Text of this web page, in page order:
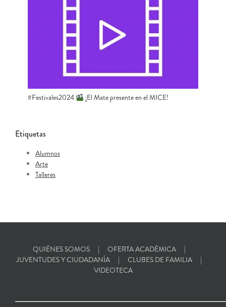
#Festivales2024 ¡El Mate presente en el MICE!
Etiquetas
Alumnos
Arte
Talleres
QUIÉNES SOMOS
OFERTA ACADÉMICA
JUVENTUDES Y CIUDADANÍA
CLUBES DE FAMILIA
VIDEOTECA